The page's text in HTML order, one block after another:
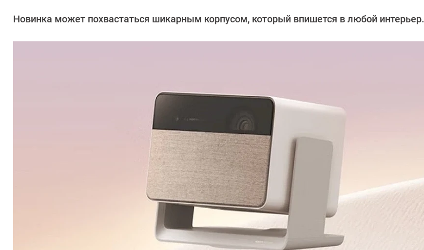
Довлатова
Новинка может похвастаться шикарным корпусом, который впишется в любой интерьер.